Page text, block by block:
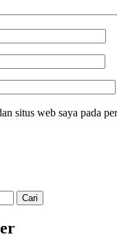
situs web saya pada